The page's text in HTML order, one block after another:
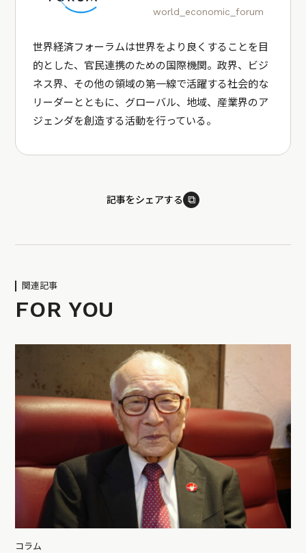
world_economic_forum
世界経済フォーラムは世界をより良くすることを目
的とした、官民連携のための国際機関。政界、ビジ
ネス界、その他の領域の第一線で活躍する社会的な
リーダーとともに、グローバル、地域、産業界のア
ジェンダを創造する活動を行っている。
記事をシェアする ⧉
関連記事
FOR YOU
コラム